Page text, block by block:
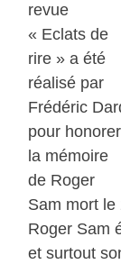
revue
« Eclats de
rire » a été
réalisé par
Frédéric
pour honorer
la mémoire
de Roger
Sam mort le
Roger Sam
et surtout